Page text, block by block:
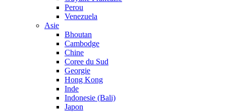
Perou
Venezuela
Asie
Bhoutan
Cambodge
Chine
Coree du Sud
Georgie
Hong Kong
Inde
Indonesie (Bali)
Japon